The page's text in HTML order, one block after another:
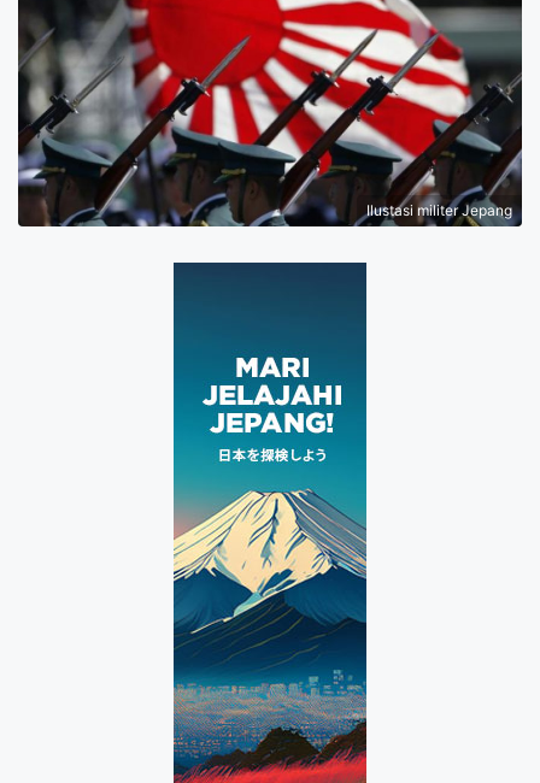
Ilustasi militer Jepang